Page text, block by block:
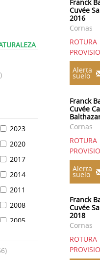
)
2023
2020
2017
2014
2011
2008
2005
)
Franck
Cuvée
2016
Cornas
ROTURA
Alerta
suelo
Franck
Cuvée
Cornas
ROTURA
Alerta
suelo
Franck
Cuvée
2018
Cornas
ROTURA